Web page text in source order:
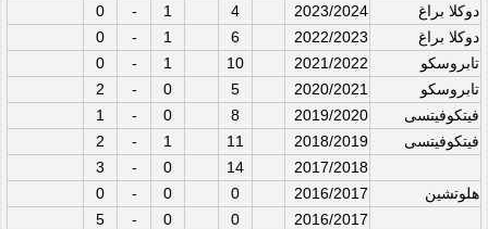
دوكلا براغ
2023/2024
4
1
-
0
دوكلا براغ
2022/2023
6
1
-
0
تابروسكو
2021/2022
10
1
-
0
تابروسكو
2020/2021
5
0
-
2
فيتكوفيتسى
2019/2020
8
0
-
1
فيتكوفيتسى
2018/2019
11
1
-
2
2017/2018
14
0
-
3
هلوتشين
2016/2017
0
0
-
0
2016/2017
0
0
-
5